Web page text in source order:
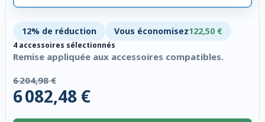
12% de réduction Vous économisez122,50 €
4 accessoires sélectionnés
Remise appliquée aux accessoires compatibles.
6 204,98 €
6 082,48 €